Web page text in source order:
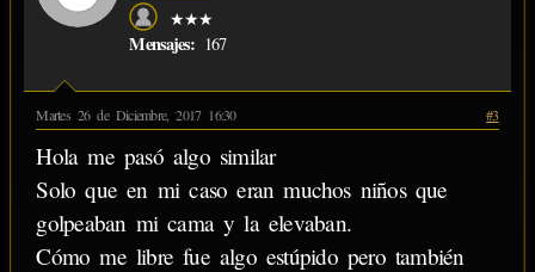
★★★
Mensajes: 167
Martes 26 de Diciembre, 2017 16:30 #3
Hola me pasó algo similar
Solo que en mi caso eran muchos niños que
golpeaban mi cama y la elevaban.
Cómo me libre fue algo estúpido pero también